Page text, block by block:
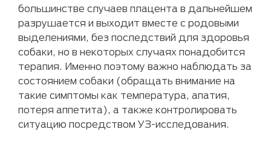
большинстве случаев плацента в дальнейшем
разрушается и выходит вместе с родовыми
выделениями, без последствий для здоровья
собаки, но в некоторых случаях понадобится
терапия. Именно поэтому важно наблюдать за
состоянием собаки (обращать внимание на
такие симптомы как температура, апатия,
потеря аппетита), а также контролировать
ситуацию посредством УЗ-исследования.